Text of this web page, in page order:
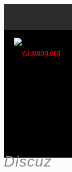
Discuz